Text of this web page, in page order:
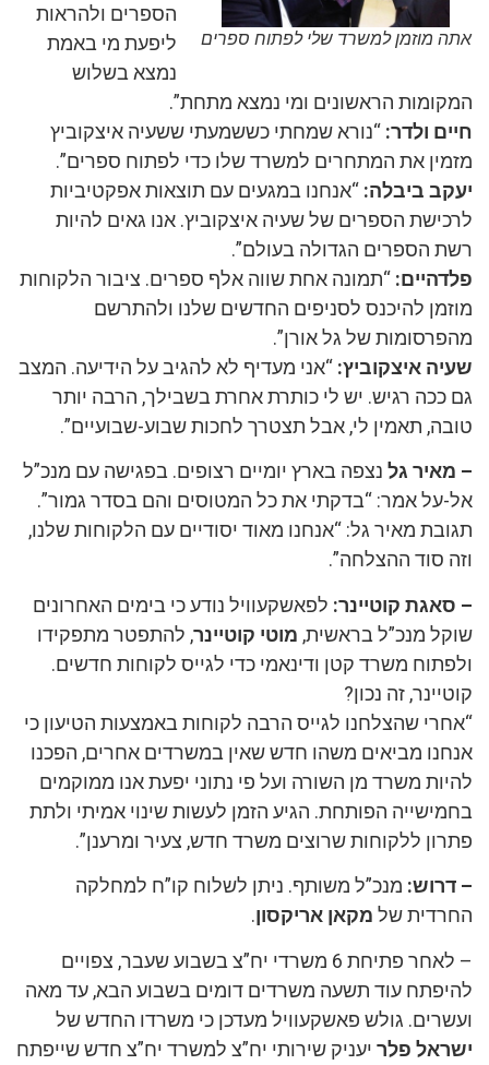
אתה מוזמן למשרד שלי לפתוח ספרים
הספרים ולהראות
ליפעת מי באמת
נמצא בשלוש
המקומות הראשונים ומי נמצא מתחת”.
חיים ולדר: “נורא שמחתי כששמעתי ששעיה איצקוביץ
מזמין את המתחרים למשרד שלו כדי לפתוח ספרים”.
יעקב ביבלה: “אנחנו במגעים עם תוצאות אפקטיביות
לרכישת הספרים של שעיה איצקוביץ. אנו גאים להיות
רשת הספרים הגדולה בעולם”.
פלדהיים: “תמונה אחת שווה אלף ספרים. ציבור הלקוחות
מוזמן להיכנס לסניפים החדשים שלנו ולהתרשם
מהפרסומות של גל אורן”.
שעיה איצקוביץ: “אני מעדיף לא להגיב על הידיעה. המצב
גם ככה רגיש. יש לי כותרת אחרת בשבילך, הרבה יותר
טובה, תאמין לי, אבל תצטרך לחכות שבוע-שבועיים”.
– מאיר גל נצפה בארץ יומיים רצופים. בפגישה עם מנכ”ל
אל-על אמר: “בדקתי את כל המטוסים והם בסדר גמור”.
תגובת מאיר גל: “אנחנו מאוד יסודיים עם הלקוחות שלנו,
וזה סוד ההצלחה”.
– סאגת קוטיינר: לפאשקעוויל נודע כי בימים האחרונים
שוקל מנכ”ל בראשית, מוטי קוטיינר, להתפטר מתפקידו
ולפתוח משרד קטן ודינאמי כדי לגייס לקוחות חדשים.
קוטיינר, זה נכון?
“אחרי שהצלחנו לגייס הרבה לקוחות באמצעות הטיעון כי
אנחנו מביאים משהו חדש שאין במשרדים אחרים, הפכנו
להיות משרד מן השורה ועל פי נתוני יפעת אנו ממוקמים
בחמישייה הפותחת. הגיע הזמן לעשות שינוי אמיתי ולתת
פתרון ללקוחות שרוצים משרד חדש, צעיר ומרענן”.
– דרוש: מנכ”ל משותף. ניתן לשלוח קו”ח למחלקה
החרדית של מקאן אריקסון.
– לאחר פתיחת 6 משרדי יח”צ בשבוע שעבר, צפויים
להיפתח עוד תשעה משרדים דומים בשבוע הבא, עד מאה
ועשרים. גולש פאשקעוויל מעדכן כי משרדו החדש של
ישראל פלר יעניק שירותי יח”צ למשרד יח”צ חדש שייפתח